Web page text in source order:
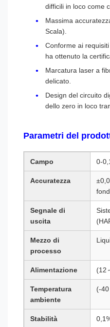
difficili in loco come
Massima
Scala).
Conforme ai
ha ottenuto la
Marcatura laser a
delicato.
Design del circuito
dello zero in loco
Parametri del
Campo 0-
Accuratezza
Segnale di
uscita
Mezzo di
processo
Alimentazione (12
Temperatura
ambiente
(-
Stabilità